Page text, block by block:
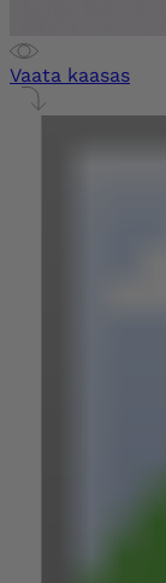
Vaata kaasas